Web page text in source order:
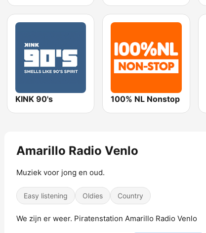
KINK 90's 100% NL Nonstop
Amarillo Radio Venlo
Muziek voor jong en oud.
Easy listening Oldies Country
We zijn er weer. Piratenstation Amarillo Radio Venlo